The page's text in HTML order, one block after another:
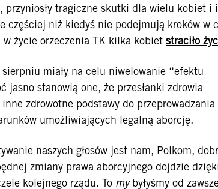
przyniosły tragiczne skutki dla wielu kobiet i
częściej niż kiedyś nie podejmują kroków w
życie orzeczenia TK kilka kobiet straciło
miały na celu niwelowanie “efektu
jasno stanowią one, że przesłanki zdrowia
zdrowotne podstawy do przeprowadzania
umożliwiających legalną aborcję.
naszych głosów jest nam, Polkom,
zmiany prawa aborcyjnego dojdzie
kolejnego rządu. To mybyłyśmy od